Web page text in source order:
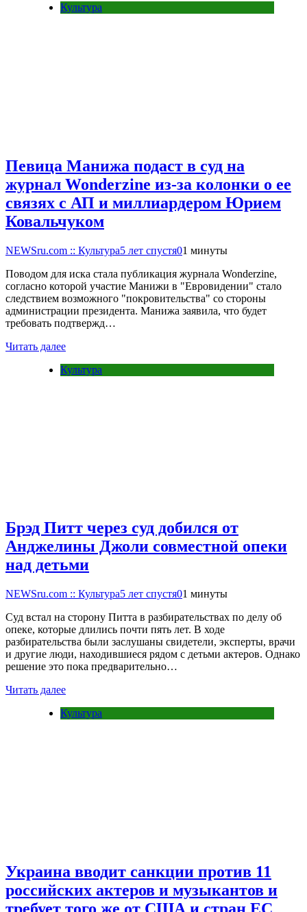
Культура
Певица Манижа подаст в суд на
журнал Wonderzine из-за колонки о ее
связях с АП и миллиардером Юрием
Ковальчуком
NEWSru.com :: Культура5 лет спустя01 минуты
Поводом для иска стала публикация журнала Wonderzine,
согласно которой участие Манижи в "Евровидении" стало
следствием возможного "покровительства" со стороны
администрации президента. Манижа заявила, что будет
требовать подтвержд…
Читать далее
Культура
Брэд Питт через суд добился от
Анджелины Джоли совместной опеки
над детьми
NEWSru.com :: Культура5 лет спустя01 минуты
Суд встал на сторону Питта в разбирательствах по делу об
опеке, которые длились почти пять лет. В ходе
разбирательства были заслушаны свидетели, эксперты, врачи
и другие люди, находившиеся рядом с детьми актеров. Однако
решение это пока предварительно…
Читать далее
Культура
Украина вводит санкции против 11
российских актеров и музыкантов и